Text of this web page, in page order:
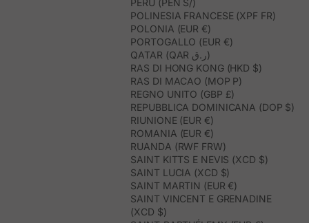
PERÙ (PEN S/)
POLINESIA FRANCESE (XPF FR)
POLONIA (EUR €)
PORTOGALLO (EUR €)
QATAR (QAR ر.ق)
RAS DI HONG KONG (HKD $)
RAS DI MACAO (MOP P)
REGNO UNITO (GBP £)
REPUBBLICA DOMINICANA (DOP $)
RIUNIONE (EUR €)
ROMANIA (EUR €)
RUANDA (RWF FRW)
SAINT KITTS E NEVIS (XCD $)
SAINT LUCIA (XCD $)
SAINT MARTIN (EUR €)
SAINT VINCENT E GRENADINE
(XCD $)